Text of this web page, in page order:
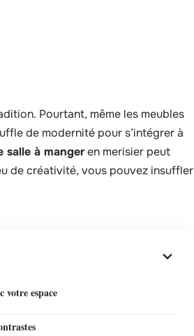
Pourtant, même les meubles
de modernité pour s’intégrer à
salle à mangeren merisier peut
de créativité, vous pouvez insuffler
votre espace